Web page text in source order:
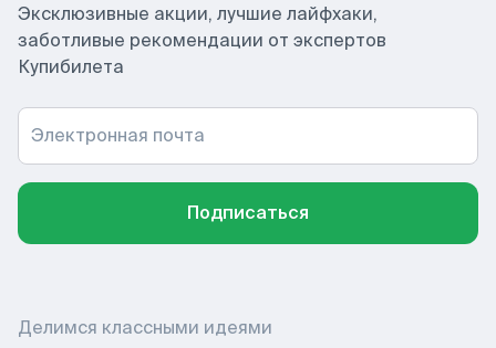
Эксклюзивные акции, лучшие лайфхаки,
заботливые рекомендации от экспертов
Купибилета
Электронная почта
Подписаться
Делимся классными идеями